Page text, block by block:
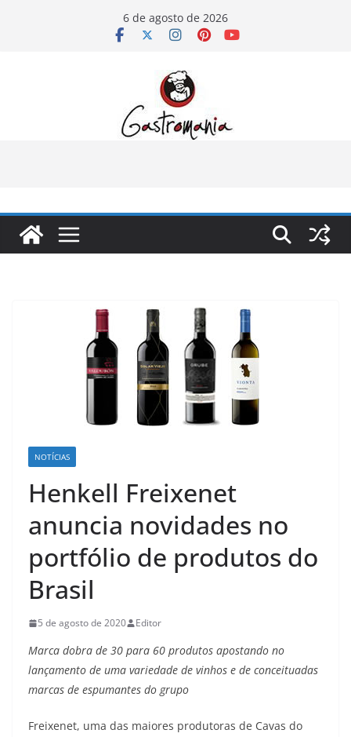
6 de agosto de 2026
NOTÍCIAS
Henkell Freixenet
anuncia novidades no
portfólio de produtos do
Brasil
5 de agosto de 2020 Editor
Marca dobra de 30 para 60 produtos apostando no
lançamento de uma variedade de vinhos e de conceituadas
marcas de espumantes do grupo
Freixenet, uma das maiores produtoras de Cavas do